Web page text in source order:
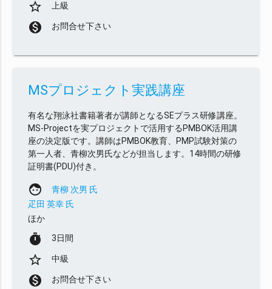
star_border 上級
monetization_on お問合せ下さい
MSプロジェクト実践講座
有名な翔泳社書籍著者が講師となるSEプラス研修講座。
MS-Projectを実プロジェクトで活用するPMBOK活用講
座の決定版です。講師はPMBOK教育、PMP試験対策の
第一人者、青柳次男氏などが担当します。14時間の研修
証明書(PDU)付き。
face
青柳 次男 氏
疋田 英幸 氏
ほか
timer 3日間
star_border 中級
monetization_on お問合せ下さい